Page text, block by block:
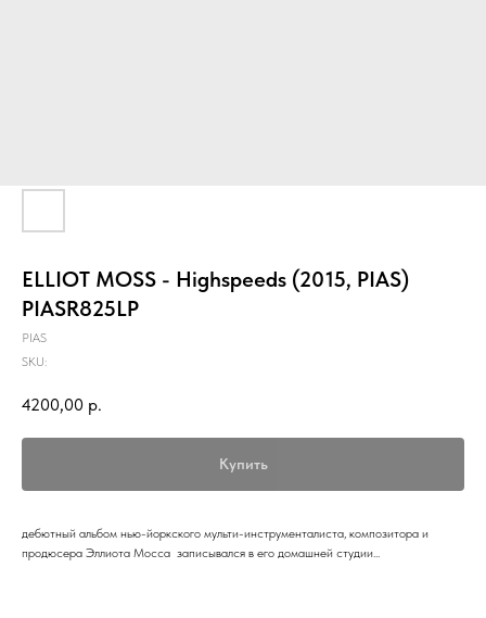
ELLIOT MOSS - Highspeeds (2015, PIAS)
PIASR825LP
PIAS
SKU:
4200,00 р.
Купить
дебютный альбом нью-йоркского мульти-инструменталиста, композитора и
продюсера Эллиота Мосса записывался в его домашней студии...